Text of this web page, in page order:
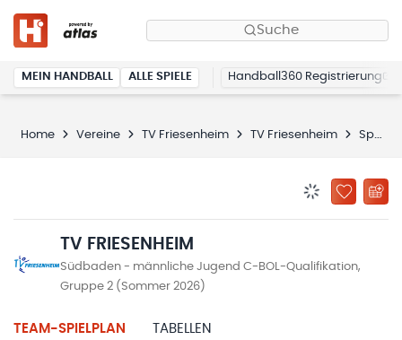
Suche
MEIN HANDBALL ALLE SPIELE Handball360 Registrierung
Home Vereine TV Friesenheim TV Friesenheim Spielplan
ZU
TV FRIESENHEIM
Südbaden - männliche Jugend C-BOL-Qualifikation,
Gruppe 2 (Sommer 2026)
TEAM-SPIELPLAN TABELLEN